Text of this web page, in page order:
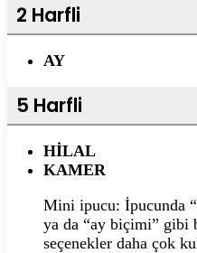
2 Harfli
AY
5 Harfli
HİLAL
KAMER
Mini ipucu: İpucunda
ya da “ay biçimi” gibi
seçenekler daha çok